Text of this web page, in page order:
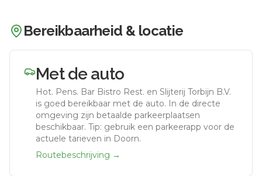
Bereikbaarheid & locatie
Met de auto
Hot. Pens. Bar Bistro Rest. en Slijterij Torbijn B.V.
is goed bereikbaar met de auto. In de directe
omgeving zijn betaalde parkeerplaatsen
beschikbaar. Tip: gebruik een parkeerapp voor de
actuele tarieven in Doorn.
Routebeschrijving →